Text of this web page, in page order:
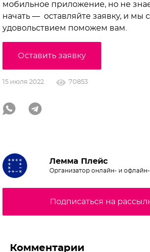
мобильное приложение, но не
начать — оставляйте заявку, и мы с
удовольствием поможем вам.
Оставить заявку
15 июля 2022 70853
Лемма Плейс
Организатор онлайн- и
Подписаться на
Комментарии